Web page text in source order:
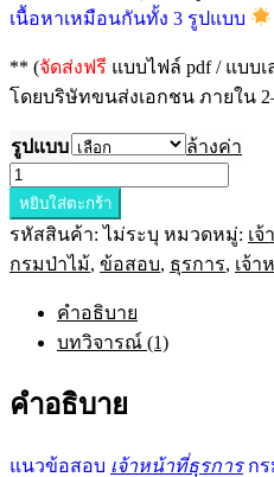
เนื้อหาเหมือนกันทั้ง 3 รูปแบบ
** (จัดส่งฟรี แบบไฟล์ pdf / แบบ
โดยบริษัทขนส่งเอกชน ภายใน
รูปแบบ
ล้างค่า
จำนวน
แนว
ข้อสอบ
เจ้า
ธุรการ
ไม้
อัพเดท
หยิบใส่ตะกร้า
รหัสสินค้า:ไม่ระบุ หมวดหมู่: เ
กรมป่าไม้, ข้อสอบ, ธุรการ, เจ้า
คำอธิบาย
บทวิจารณ์ (1)
คำอธิบาย
แนวข้อสอบ เจ้าหน้าที่ธุรการกร